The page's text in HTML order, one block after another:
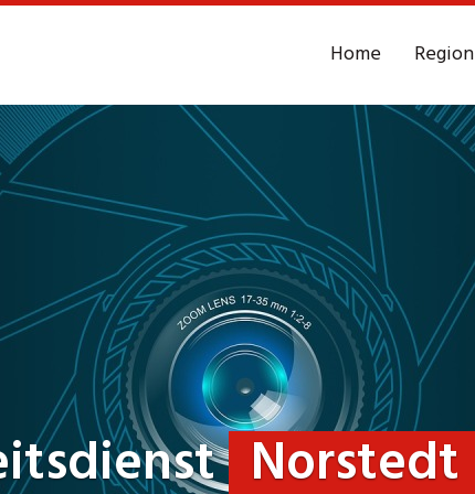
Home Region
Norstedt